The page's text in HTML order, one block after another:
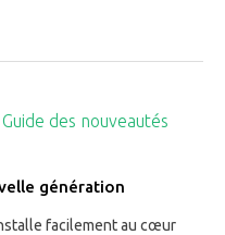
des nouveautés
génération
facilement au cœur